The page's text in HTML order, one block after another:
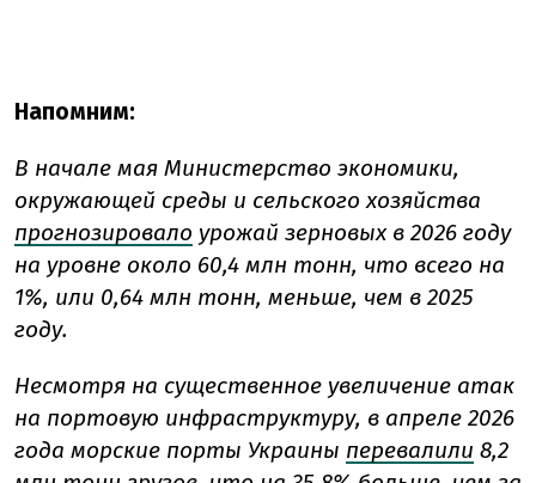
Напомним:
В начале мая Министерство экономики,
окружающей среды и сельского хозяйства
прогнозировало урожай зерновых в 2026 году
на уровне около 60,4 млн тонн, что всего на
1%, или 0,64 млн тонн, меньше, чем в 2025
году.
Несмотря на существенное увеличение атак
на портовую инфраструктуру, в апреле 2026
года морские порты Украины перевалили 8,2